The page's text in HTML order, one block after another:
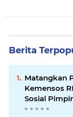
Berita
Matangkan
Kemensos
Sosial